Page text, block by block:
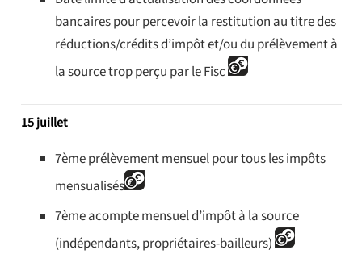
bancaires pour percevoir la restitution au titre des
réductions/crédits d’impôt et/ou du prélèvement à
la source trop perçu par le Fisc
15 juillet
7ème prélèvement mensuel pour tous les impôts
mensualisés
7ème acompte mensuel d’impôt à la source
(indépendants, propriétaires-bailleurs)